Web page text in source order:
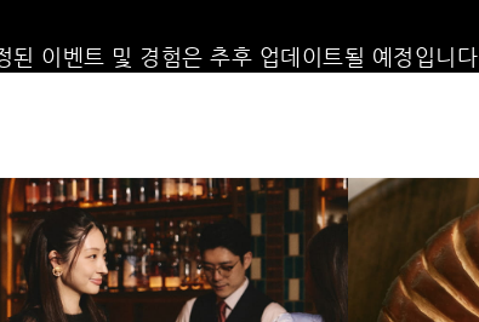
이벤트 및 경험은 추후 업데이트될 예정입니다.